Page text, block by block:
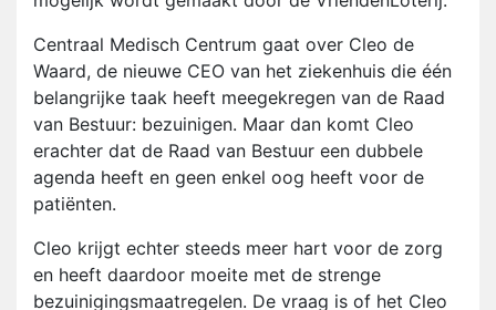
Centraal Medisch Centrum gaat over Cleo de
Waard, de nieuwe CEO van het ziekenhuis die één
belangrijke taak heeft meegekregen van de Raad
van Bestuur: bezuinigen. Maar dan komt Cleo
erachter dat de Raad van Bestuur een dubbele
agenda heeft en geen enkel oog heeft voor de
patiënten.
Cleo krijgt echter steeds meer hart voor de zorg
en heeft daardoor moeite met de strenge
bezuinigingsmaatregelen. De vraag is of het Cleo